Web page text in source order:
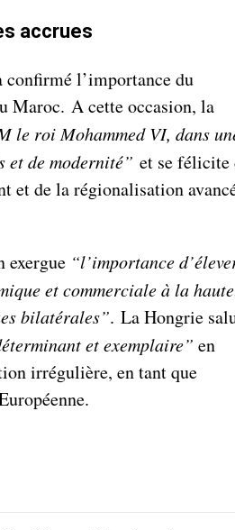
accrues
l’importance du
Maroc. A cette occasion, la
le roi Mohammed VI, dans
et de modernité” et se félicite
et de la régionalisation
exergue “l’importance
et commerciale à la
bilatérales”. La Hongrie
et exemplaire” en
irrégulière, en tant que